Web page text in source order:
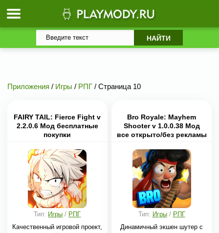
Приложения / Игры / РПГ / Страница 10
FAIRY TAIL: Fierce Fight v
2.2.0.6 Мод бесплатные
покупки
Тип: Игры / РПГ
Качественный игровой проект,
Bro Royale: Mayhem
Shooter v 1.0.0.38 Мод
все открыто/без рекламы
Тип: Игры/ РПГ
Динамичный экшен шутер с